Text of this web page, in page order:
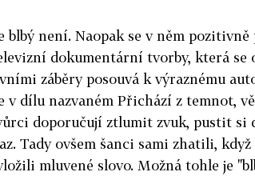
blbý není. Naopak se v něm
dokumentární tvorby, která se
záběry posouvá k výraznému
v dílu nazvaném Přichází z temnot,
doporučují ztlumit zvuk, pustit si
Tady ovšem šanci sami zhatili,
mluvené slovo. Možná tohle je